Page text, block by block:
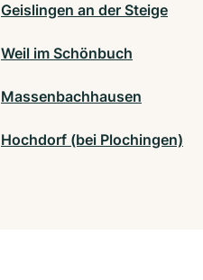
Geislingen an der Steige
Weil im Schönbuch
Massenbachhausen
Hochdorf (bei Plochingen)